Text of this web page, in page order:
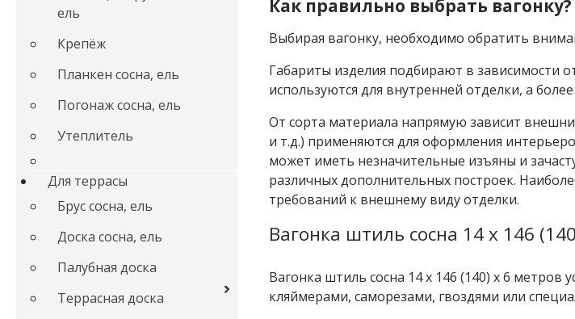
ель
Крепёж
Планкен сосна, ель
Погонаж сосна, ель
Утеплитель
Для террасы
Брус сосна, ель
Доска сосна, ель
Палубная доска
Террасная доска
Как правильно выбрать вагонку?
Выбирая вагонку, необходимо обратить
Габариты изделия подбирают в зависимости
используются для внутренней отделки, а
От сорта материала напрямую зависит
и т.д.) применяются для оформления
может иметь незначительные изъяны и
различных дополнительных построек.
требований к внешнему виду отделки.
Вагонка штиль сосна 14 x 146
Вагонка штиль сосна 14 x 146 (140) x 6 метров
кляймерами, саморезами, гвоздями или